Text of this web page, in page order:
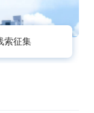
索征集